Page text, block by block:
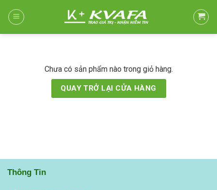
Chưa có sản phẩm nào trong giỏ hàng.
QUAY TRỞ LẠI CỬA HÀNG
Thông Tin